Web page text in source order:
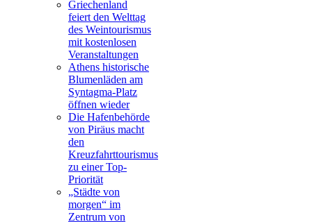
Griechenland
feiert den Welttag
des Weintourismus
mit kostenlosen
Veranstaltungen
Athens historische
Blumenläden am
Syntagma-Platz
öffnen wieder
Die Hafenbehörde
von Piräus macht
den
Kreuzfahrttourismus
zu einer Top-
Priorität
„Städte von
morgen“ im
Zentrum von